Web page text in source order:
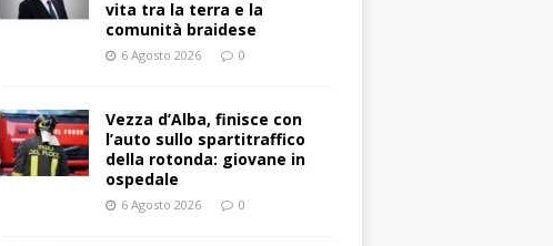
vita tra la terra e la
comunità braidese
6 Agosto 2026 0
Vezza d’Alba, finisce con
l’auto sullo spartitraffico
della rotonda: giovane in
ospedale
6 Agosto 2026 0